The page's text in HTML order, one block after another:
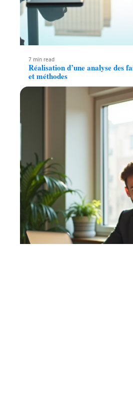
7 min read
Réalisation d’une analyse des
et méthodes